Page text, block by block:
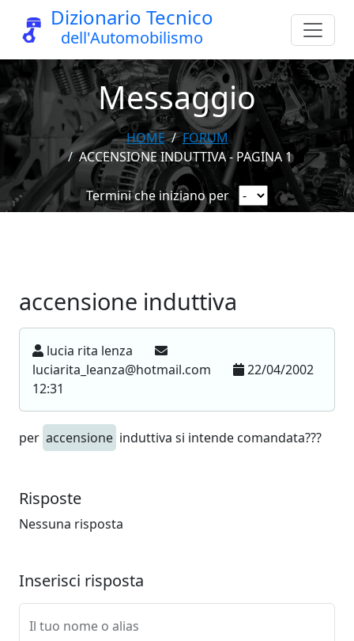
Dizionario Tecnico
dell'Automobilismo
Messaggio
HOME
FORUM
ACCENSIONE INDUTTIVA - PAGINA 1
Termini che iniziano per
accensione induttiva
lucia rita lenza
luciarita_leanza@hotmail.com
22/04/2002
12:31
per accensione induttiva si intende comandata???
Risposte
Nessuna risposta
Inserisci risposta
Il tuo nome o alias